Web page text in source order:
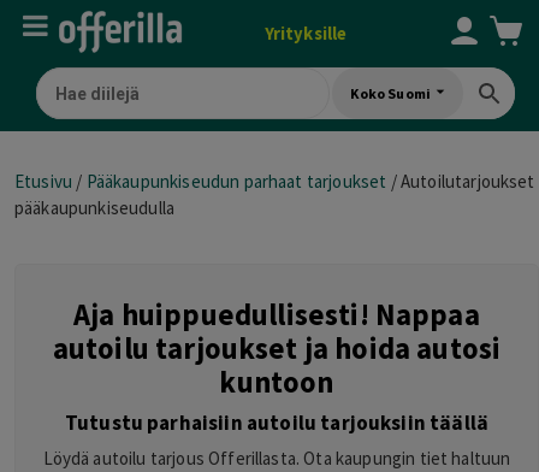
Yrityksille
Koko Suomi
Etusivu / Pääkaupunkiseudun parhaat tarjoukset /Autoilutarjoukset
pääkaupunkiseudulla
Aja huippuedullisesti! Nappaa
autoilu tarjoukset ja hoida autosi
kuntoon
Tutustu parhaisiin autoilu tarjouksiin täällä
Löydä autoilu tarjous Offerillasta. Ota kaupungin tiet haltuun